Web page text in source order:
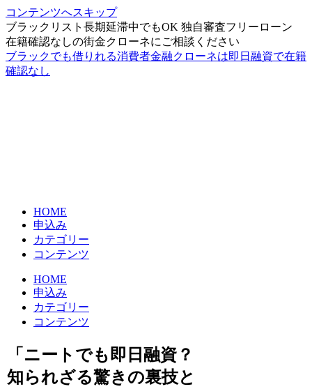
コンテンツへスキップ
ブラックリスト長期延滞中でもOK 独自審査フリーローン
在籍確認なしの街金クローネにご相談ください
ブラックでも借りれる消費者金融クローネは即日融資で在籍
確認なし
HOME
申込み
カテゴリー
コンテンツ
HOME
申込み
カテゴリー
コンテンツ
「ニートでも即日融資？
知られざる驚きの裏技と